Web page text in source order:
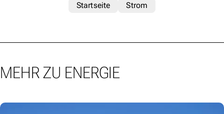
Startseite
Strom
MEHR ZU ENERGIE